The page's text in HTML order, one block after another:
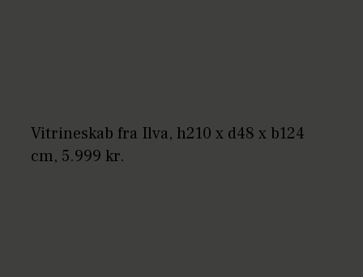
Vitrineskab fra Ilva, h210 x d48 x b124
cm, 5.999 kr.